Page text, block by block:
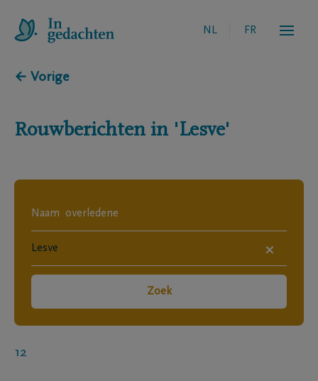
NL FR
← Vorige
Rouwberichten in 'Lesve'
×
Zoek
12